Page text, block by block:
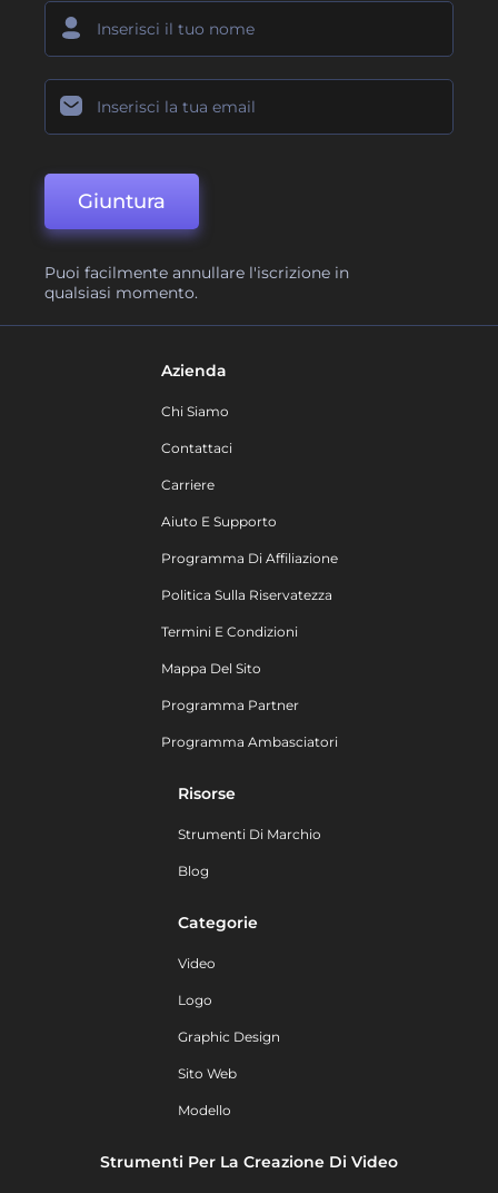
Giuntura
Puoi facilmente annullare l'iscrizione in
qualsiasi momento.
Azienda
Chi Siamo
Contattaci
Carriere
Aiuto E Supporto
Programma Di Affiliazione
Politica Sulla Riservatezza
Termini E Condizioni
Mappa Del Sito
Programma Partner
Programma Ambasciatori
Risorse
Strumenti Di Marchio
Blog
Categorie
Video
Logo
Graphic Design
Sito Web
Modello
Strumenti Per La Creazione Di Video